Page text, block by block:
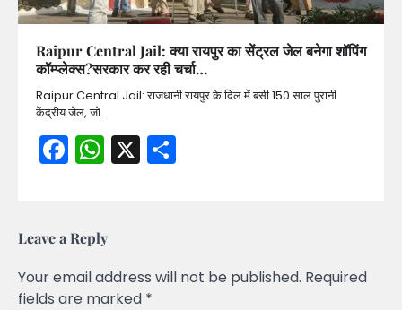
Raipur Central Jail: क्या रायपुर का सेंट्रल जेल बनेगा शॉपिंग
कॉम्प्लेक्स?सरकार कर रही चर्चा…
Raipur Central Jail: राजधानी रायपुर के दिल में बसी 150 साल पुरानी
केंद्रीय जेल, जो…
Facebook
WhatsApp
X
Leave a Reply
Your email address will not be published. Required
fields are marked *